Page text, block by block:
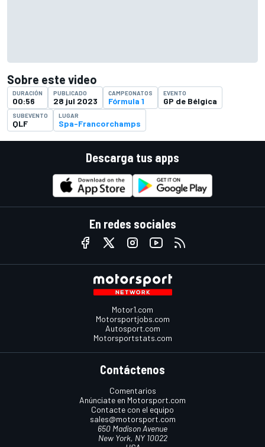
Sobre este video
DURACIÓN
00:56
PUBLICADO
28 jul 2023
CAMPEONATOS
Fórmula 1
EVENTO
GP de Bélgica
SUBEVENTO
QLF
LUGAR
Spa-Francorchamps
Descarga tus apps
En redes sociales
Motor1.com
Motorsportjobs.com
Autosport.com
Motorsportstats.com
Contáctenos
Comentarios
Anúnciate en Motorsport.com
Contacte con el equipo
sales@motorsport.com
650 Madison Avenue
New York, NY 10022